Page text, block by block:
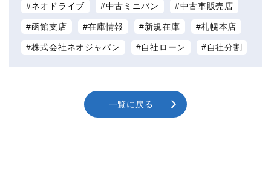
ネオドライブ 中古ミニバン 中古車販売店
函館支店 在庫情報 新規在庫 札幌本店
株式会社ネオジャパン 自社ローン 自社分割
一覧に戻る